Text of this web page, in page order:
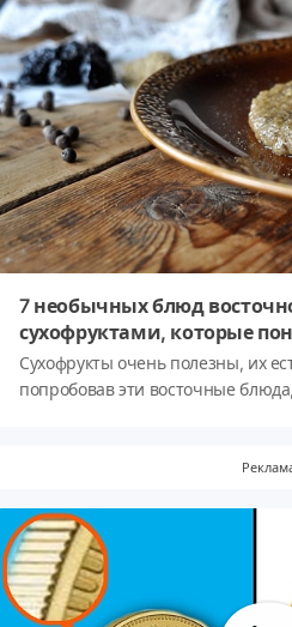
7 необычных блюд
сухофруктами, которые
человеку
Сухофрукты очень полезны, их
попробовав эти восточные